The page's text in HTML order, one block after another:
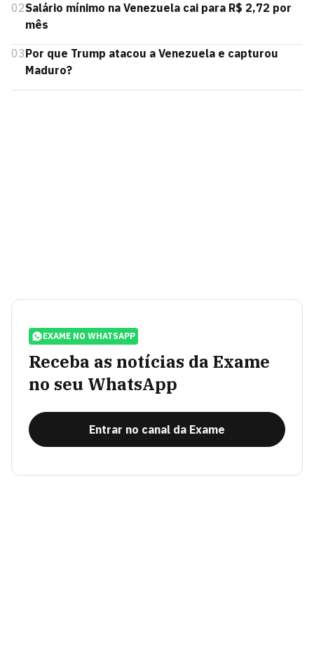
02Salário mínimo na Venezuela cai para R$ 2,72 por
mês
03Por que Trump atacou a Venezuela e capturou
Maduro?
EXAME NO WHATSAPP
Receba as notícias da Exame
no seu WhatsApp
Entrar no canal da Exame